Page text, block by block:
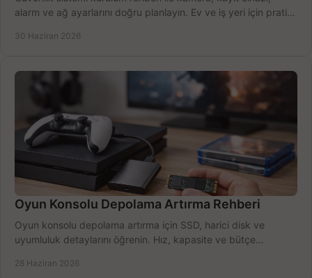
alarm ve ağ ayarlarını doğru planlayın. Ev ve iş yeri için pratik
30 Haziran 2026
Oyun Konsolu Depolama Artırma Rehberi
Oyun konsolu depolama artırma için SSD, harici disk ve
uyumluluk detaylarını öğrenin. Hız, kapasite ve bütçe
28 Haziran 2026